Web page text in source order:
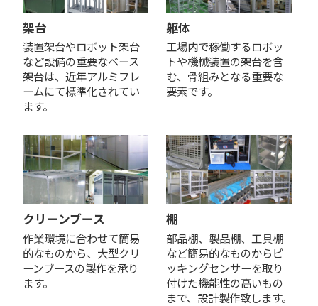
架台
装置架台やロボット架台
など設備の重要なベース
架台は、近年アルミフレ
ームにて標準化されてい
ます。
躯体
工場内で稼働するロボッ
トや機械装置の架台を含
む、骨組みとなる重要な
要素です。
クリーンブース
作業環境に合わせて簡易
的なものから、大型クリ
ーンブースの製作を承り
ます。
棚
部品棚、製品棚、工具棚
など簡易的なものからピ
ッキングセンサーを取り
付けた機能性の高いもの
まで、設計製作致します。